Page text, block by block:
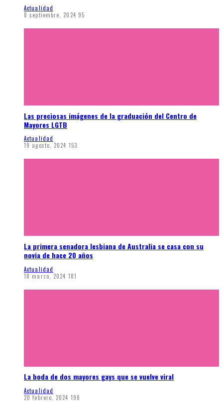
Actualidad
8 septiembre, 2024 95
Las preciosas imágenes de la graduación del Centro de
Mayores LGTB
Actualidad
19 agosto, 2024 153
La primera senadora lesbiana de Australia se casa con su
novia de hace 20 años
Actualidad
18 marzo, 2024 181
La boda de dos mayores gays que se vuelve viral
Actualidad
20 febrero, 2024 198